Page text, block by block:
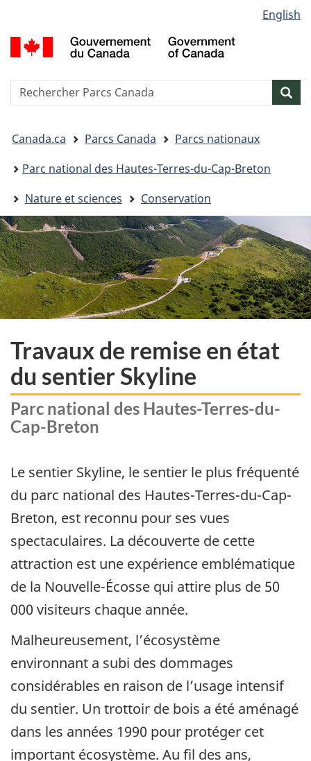
au
contenu
« Au
du
la
HTML
de
la
langue
English
Reserche
êtes
ici&nbsp;:
Canada.ca Parcs Canada
Parcs nationaux
​Parc national des Hautes-Terres-du-Cap-Breton
Nature et sciences
Conservation
Travaux de remise en état
du sentier Skyline
​Parc national des Hautes-Terres-du-
Cap-Breton
Le sentier Skyline, le sentier le plus fréquenté
du parc national des Hautes-Terres-du-Cap-
Breton, est reconnu pour ses vues
spectaculaires. La découverte de cette
attraction est une expérience emblématique
de la Nouvelle-Écosse qui attire plus de 50
000 visiteurs chaque année.
Malheureusement, l’écosystème
environnant a subi des dommages
considérables en raison de l’usage intensif
du sentier. Un trottoir de bois a été aménagé
dans les années 1990 pour protéger cet
important écosystème. Au fil des ans,